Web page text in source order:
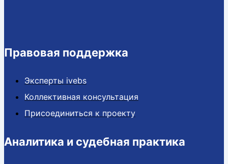
Правовая поддержка
Эксперты ivebs
Коллективная консультация
Присоединиться к проекту
Аналитика и судебная практика